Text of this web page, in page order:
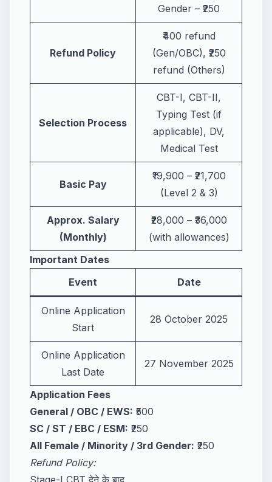
Gender – ₹250
Refund Policy
₹400 refund
(Gen/OBC), ₹250
refund (Others)
Selection Process
CBT-I, CBT-II,
Typing Test (if
applicable), DV,
Medical Test
Basic Pay
₹19,900 – ₹21,700
(Level 2 & 3)
Approx. Salary
(Monthly)
₹28,000 – ₹36,000
(with allowances)
Important Dates
Event
Date
Online Application
Start
28 October 2025
Online Application
Last Date
27 November 2025
Application Fees
General / OBC / EWS: ₹500
SC / ST / EBC / ESM: ₹250
All Female / Minority / 3rd Gender: ₹250
Refund Policy:
Stage-I CBT देने के बाद